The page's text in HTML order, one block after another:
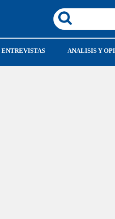
ENTREVISTAS ANALISIS Y